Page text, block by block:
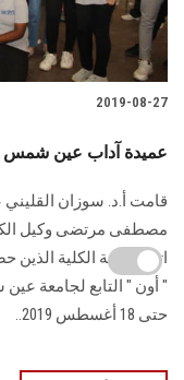
2019-08-27
عميدة آداب عين شمس
قامت أ.د. سوزان
مصطفى مرتضى وكيل
اتحاد طلبة الكلية الذين
حتى 18 أغسطس 2019..